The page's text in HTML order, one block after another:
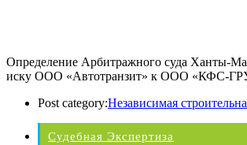
Определение Арбитражного суда Ханты-
иску ООО «Автотранзит» к ООО «КФС-
Post category:Независимая
Судебная Экспертиза